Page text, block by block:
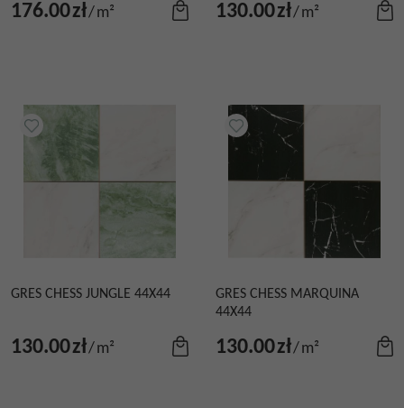
176.00zł/m² 130.00zł/m²
GRES CHESS JUNGLE 44X44
130.00zł/m²
GRES CHESS MARQUINA
44X44
130.00zł/m²